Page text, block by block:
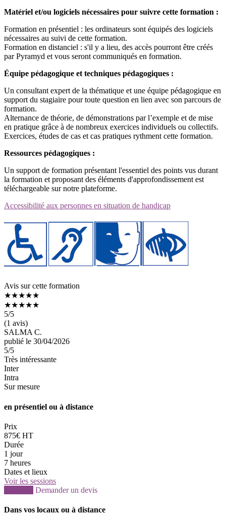
Matériel et/ou logiciels nécessaires pour suivre cette formation :
Formation en présentiel : les ordinateurs sont équipés des logiciels
nécessaires au suivi de cette formation.
Formation en distanciel : s'il y a lieu, des accès pourront être créés
par Pyramyd et vous seront communiqués en formation.
Équipe pédagogique et techniques pédagogiques :
Un consultant expert de la thématique et une équipe pédagogique en
support du stagiaire pour toute question en lien avec son parcours de
formation.
Alternance de théorie, de démonstrations par l’exemple et de mise
en pratique grâce à de nombreux exercices individuels ou collectifs.
Exercices, études de cas et cas pratiques rythment cette formation.
Ressources pédagogiques :
Un support de formation présentant l'essentiel des points vus durant
la formation et proposant des éléments d'approfondissement est
téléchargeable sur notre plateforme.
Accessibilité aux personnes en situation de handicap
Avis sur cette formation
★★★★★
★★★★★
5/5
(1 avis)
SALMA C.
publié le 30/04/2026
5/5
Très intéressante
Inter
Intra
Sur mesure
en présentiel ou à distance
Prix
875€ HT
Durée
1 jour
7 heures
Dates et lieux
Voir les sessions
Demander un devis
Dans vos locaux ou à distance